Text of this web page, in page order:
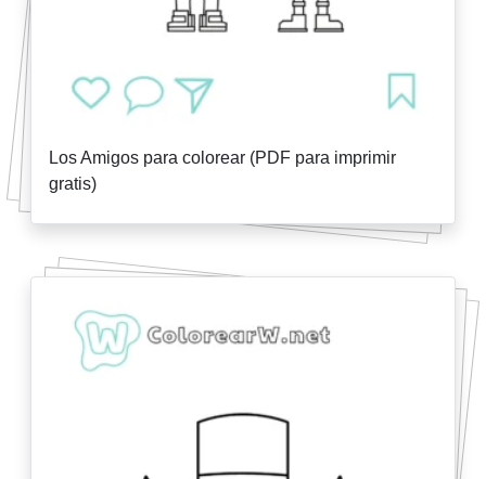
Los Amigos para colorear (PDF para imprimir
gratis)